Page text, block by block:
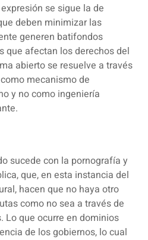
se sigue la de
deben minimizar las
generen batifondos
que afectan los derechos del
abierto se resuelve a través
mecanismo de
y no como ingeniería
sucede con la pornografía y
que, en esta instancia del
hacen que no haya otro
como no sea a través de
Lo que ocurre en dominios
de los gobiernos, lo cual